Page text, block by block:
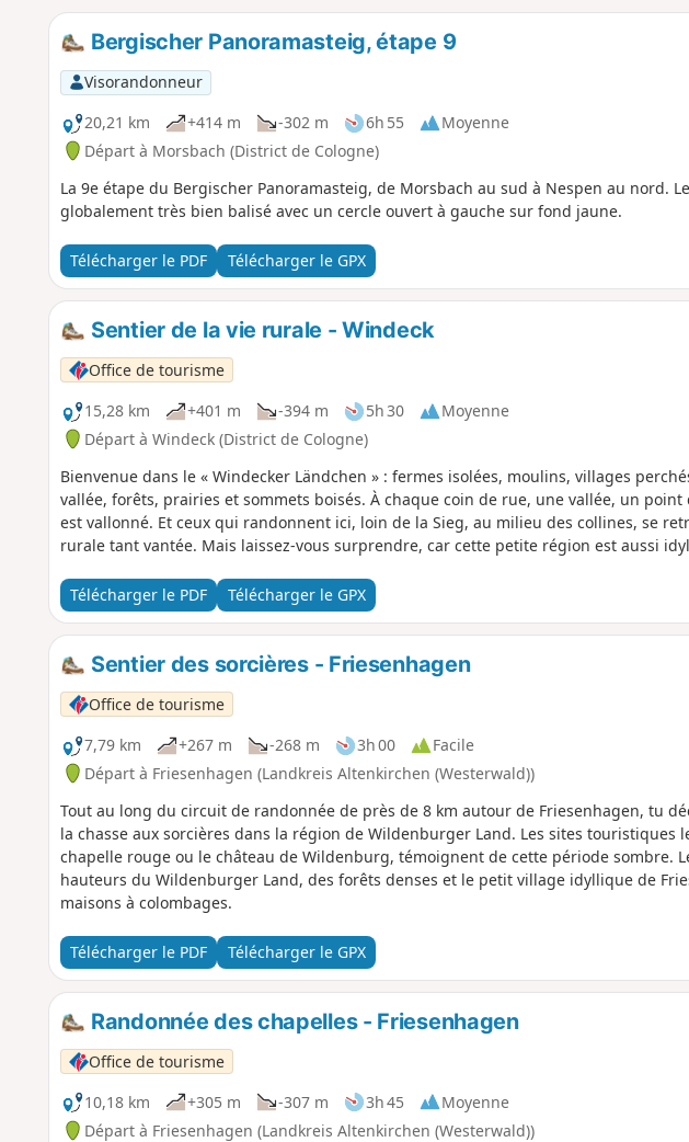
Bergischer Panoramasteig, étape 9
Visorandonneur
20,21 km
+414 m -302 m 6h 55
Moyenne
Départ à Morsbach (District de Cologne)
La 9e étape du Bergischer Panoramasteig, de Morsbach au sud à Nespen au nord.
globalement très bien balisé avec un cercle ouvert à gauche sur fond jaune.
Télécharger le PDF Télécharger le GPX
Sentier de la vie rurale - Windeck
Office de tourisme
15,28 km
+401 m -394 m 5h 30
Moyenne
Départ à Windeck (District de Cologne)
Bienvenue dans le « Windecker Ländchen » : fermes isolées, moulins, villages
vallée, forêts, prairies et sommets boisés. À chaque coin de rue, une vallée, un
est vallonné. Et ceux qui randonnent ici, loin de la Sieg, au milieu des collines, se
rurale tant vantée. Mais laissez-vous surprendre, car cette petite région est aussi
Télécharger le PDF Télécharger le GPX
Sentier des sorcières - Friesenhagen
Office de tourisme
7,79 km
+267 m -268 m 3h 00
Facile
Départ à Friesenhagen (Landkreis Altenkirchen (Westerwald))
Tout au long du circuit de randonnée de près de 8 km autour de Friesenhagen, tu
la chasse aux sorcières dans la région de Wildenburger Land. Les sites touristiques
chapelle rouge ou le château de Wildenburg, témoignent de cette période sombre.
hauteurs du Wildenburger Land, des forêts denses et le petit village idyllique de
maisons à colombages.
Télécharger le PDF Télécharger le GPX
Randonnée des chapelles - Friesenhagen
Office de tourisme
10,18 km
+305 m -307 m 3h 45
Moyenne
Départ à Friesenhagen (Landkreis Altenkirchen (Westerwald))